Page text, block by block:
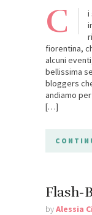
C
i
fiorentina,
alcuni
bellissima
bloggers
andiamo
[…]
Flash-
byAlessia